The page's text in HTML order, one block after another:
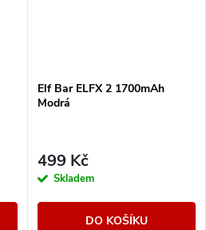
Elf Bar ELFX 2 1700mAh
Modrá
499 Kč
Skladem
DO KOŠÍKU